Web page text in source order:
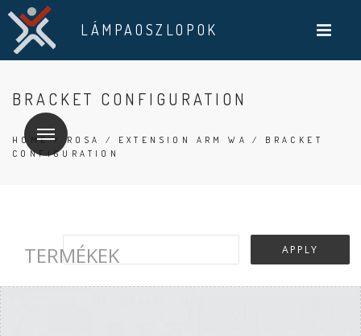
LÁMPAOSZLOPOK
BRACKET CONFIGURATION
HOME/ROSA / EXTENSION ARM WA
/ BRACKET
CONFIGURATION
TERMÉKEK